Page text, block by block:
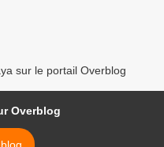
sur le portail Overblog
Overblog